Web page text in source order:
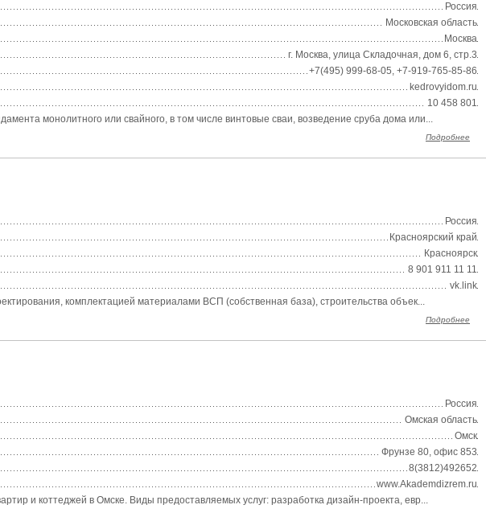
Россия
Московская область
Москва
г. Москва, улица Складочная, дом 6, стр.3
+7(495) 999-68-05, +7-919-765-85-86
kedrovyidom.ru
10 458 801
монолитного или свайного, в том числе винтовые сваи, возведение сруба дома или...
Подробнее
Россия
Красноярский край
Красноярск
8 901 911 11 11
vk.link
комплектацией материалами ВСП (собственная база), строительства объек...
Подробнее
Россия
Омская область
Омск
Фрунзе 80, офис 853
8(3812)492652
www.Akademdizrem.ru
и коттеджей в Омске. Виды предоставляемых услуг: разработка дизайн-проекта, евр...